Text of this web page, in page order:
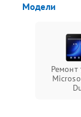
Модели
Ремонт